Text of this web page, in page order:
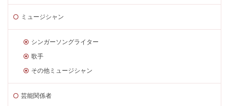
ミュージシャン
シンガーソングライター
歌手
その他ミュージシャン
芸能関係者